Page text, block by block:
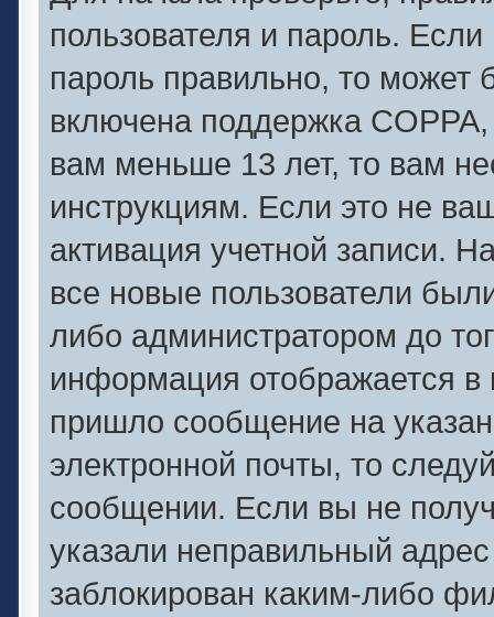
пользователя и пароль.
пароль правильно, то может
включена поддержка
вам меньше 13 лет, то вам
инструкциям. Если это не
активация учетной записи.
все новые пользователи
либо администратором до
информация отображается в
пришло сообщение на
электронной почты, то
сообщении. Если вы не
указали неправильный
заблокирован каким-либо